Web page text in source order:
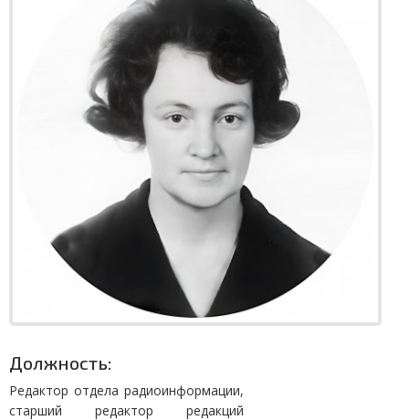
Должность:
Редактор отдела радиоинформации,
старший редактор редакций